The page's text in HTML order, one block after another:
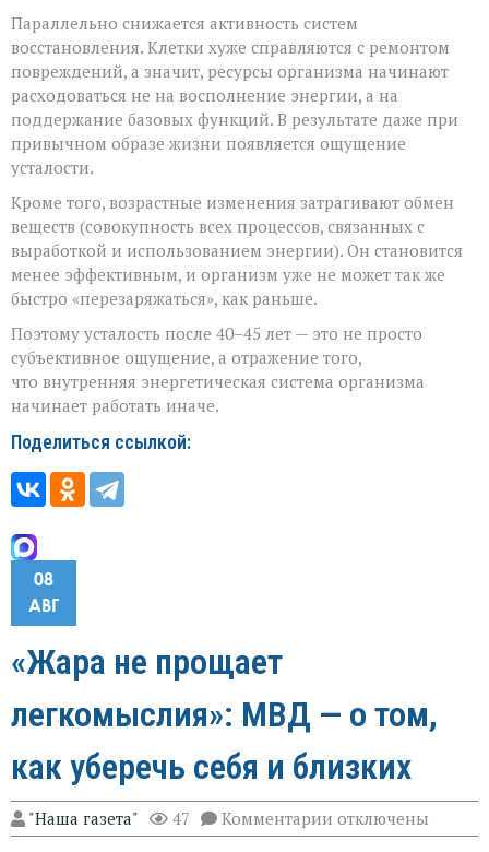
Параллельно снижается активность систем
восстановления. Клетки хуже справляются с ремонтом
повреждений, а значит, ресурсы организма начинают
расходоваться не на восполнение энергии, а на
поддержание базовых функций. В результате даже при
привычном образе жизни появляется ощущение
усталости.
Кроме того, возрастные изменения затрагивают обмен
веществ (совокупность всех процессов, связанных с
выработкой и использованием энергии). Он становится
менее эффективным, и организм уже не может так же
быстро «перезаряжаться», как раньше.
Поэтому усталость после 40–45 лет — это не просто
субъективное ощущение, а отражение того,
что внутренняя энергетическая система организма
начинает работать иначе.
Поделиться ссылкой:
08
АВГ
«Жара не прощает
легкомыслия»: МВД — о том,
как уберечь себя и близких
"Наша газета" 47 Комментарии к
записи
отключены